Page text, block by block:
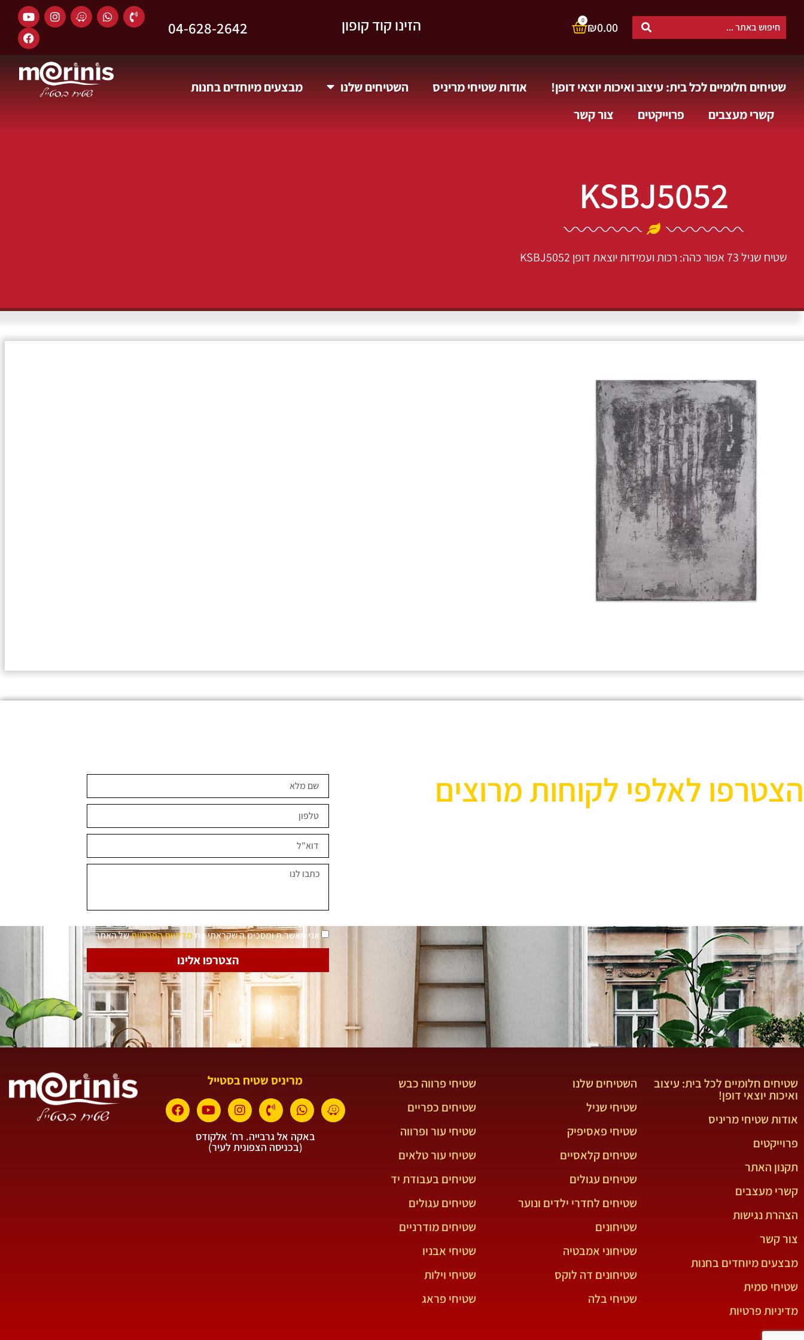
₪0.00
0 וקבלו 10% הנחה. 04-628-2642
שטיחים חלומיים לכל בית: עיצוב ואיכות יוצאי דופן! אודות שטיחי מריניס השטיחים שלנו
מבצעים מיוחדים בחנות
קשרי מעצבים
פרוייקטים צור קשר
KSBJ5052
שטיח שניל 73 אפור כהה: רכות ועמידות יוצאת דופן KSBJ5052
הצטרפו לאלפי לקוחות מרוצים
אני מאשר.ת ומסכימ.ה שקראתי את מדיניות הפרטיותשל האתר
הצטרפו אלינו
שטיחים חלומיים לכל בית: עיצוב
ואיכות יוצאי דופן!
אודות שטיחי מריניס
פרוייקטים
תקנון האתר
קשרי מעצבים
הצהרת נגישות
צור קשר
מבצעים מיוחדים בחנות
שטיחי סמית
מדיניות פרטיות
השטיחים שלנו
שטיחי שניל
שטיחי פאסיפיק
שטיחים קלאסיים
שטיחים עגולים
שטיחים לחדרי ילדים ונוער
שטיחונים
שטיחוני אמבטיה
שטיחונים דה לוקס
שטיחי בלה
שטיחי פרווה כבש
שטיחים כפריים
שטיחי עור ופרווה
שטיחי עור טלאים
שטיחים בעבודת יד
שטיחים עגולים
שטיחים מודרניים
שטיחי אבניו
שטיחי וילות
שטיחי פראג
מריניס שטיח בסטייל
באקה אל גרבייה. רח׳ אלקודס
(בכניסה הצפונית לעיר)